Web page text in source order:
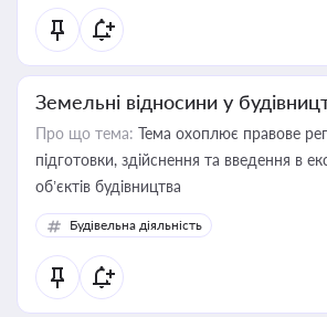
Земельні відносини у
Про що тема: Тема охоплює правове
підготовки, здійснення та введення в
об’єктів будівництва
Будівельна діяльність